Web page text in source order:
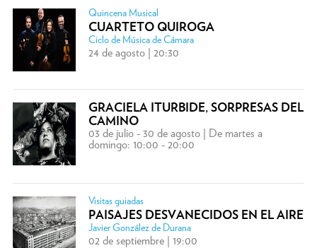
Quincena Musical
CUARTETO QUIROGA
Ciclo de Música de Cámara
24 de agosto | 20:30
GRACIELA ITURBIDE, SORPRESAS DEL
CAMINO
03 de julio - 30 de agosto | De martes a
domingo: 10:00 - 20:00
Visitas guiadas
PAISAJES DESVANECIDOS EN EL AIRE
Javier González de Durana
02 de septiembre | 19:00